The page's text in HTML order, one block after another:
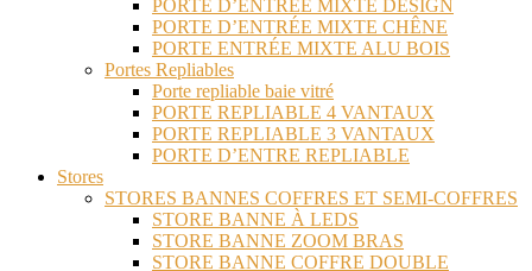
PORTE D’ENTRÉE MIXTE DESIGN
PORTE D’ENTRÉE MIXTE CHÊNE
PORTE ENTRÉE MIXTE ALU BOIS
Portes Repliables
Porte repliable baie vitré
PORTE REPLIABLE 4 VANTAUX
PORTE REPLIABLE 3 VANTAUX
PORTE D’ENTRE REPLIABLE
Stores
STORES BANNES COFFRES ET SEMI-COFFRES
STORE BANNE À LEDS
STORE BANNE ZOOM BRAS
STORE BANNE COFFRE DOUBLE